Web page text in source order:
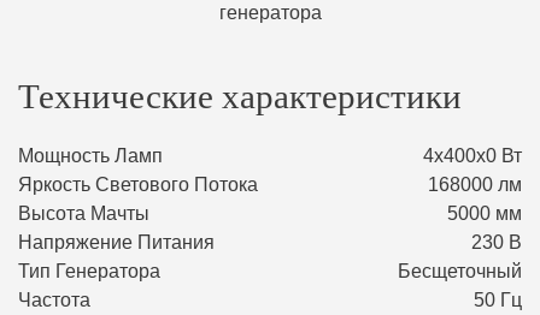
Технические характеристики
Мощность Ламп
4х400х0 Вт
Яркость Светового Потока
168000 лм
Высота Мачты
5000 мм
Напряжение Питания
230 В
Тип Генератора
Бесщеточный
Частота
50 Гц